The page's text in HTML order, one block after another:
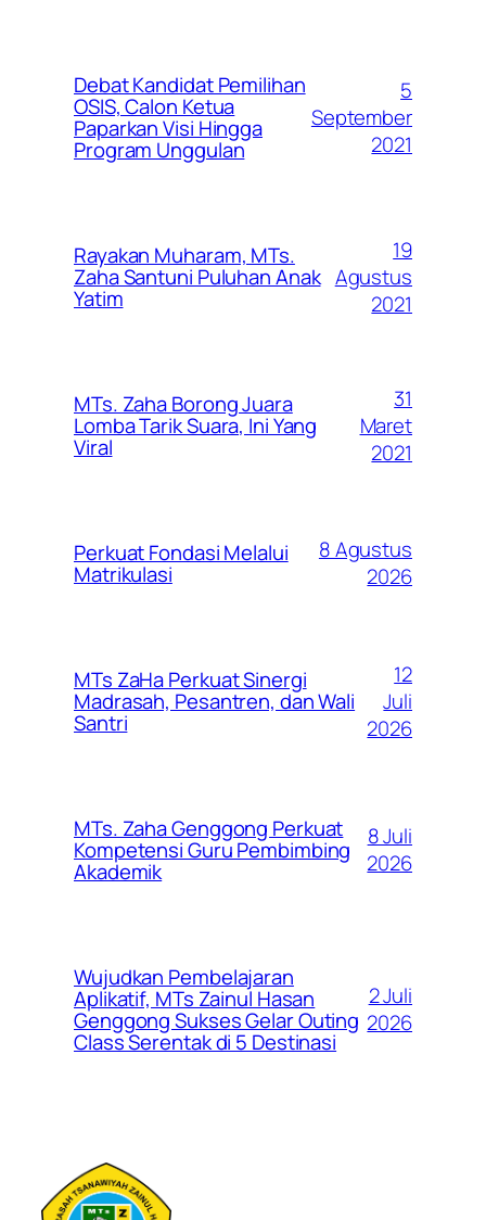
Debat Kandidat Pemilihan
OSIS, Calon Ketua
Paparkan Visi Hingga
Program Unggulan
5
September
2021
Rayakan Muharam, MTs.
Zaha Santuni Puluhan Anak
Yatim
19
Agustus
2021
MTs. Zaha Borong Juara
Lomba Tarik Suara, Ini Yang
Viral
31
Maret
2021
Perkuat Fondasi Melalui
Matrikulasi
8 Agustus
2026
MTs ZaHa Perkuat Sinergi
Madrasah, Pesantren, dan Wali
Santri
12
Juli
2026
MTs. Zaha Genggong Perkuat
Kompetensi Guru Pembimbing
Akademik
8 Juli
2026
Wujudkan Pembelajaran
Aplikatif, MTs Zainul Hasan
Genggong Sukses Gelar Outing
Class Serentak di 5 Destinasi
2 Juli
2026